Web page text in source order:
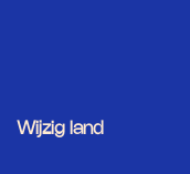
Wijzig land